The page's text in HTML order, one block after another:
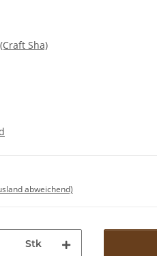
Sha)
abweichend)
Stk